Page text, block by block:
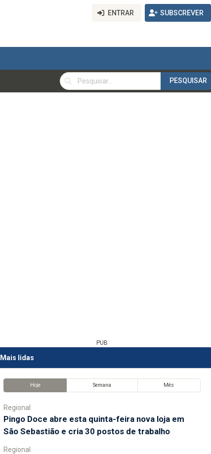
ENTRAR SUBSCREVER
PESQUISAR
PESQUISAR
PUB
Mais lidas
Hoje Semana Mês
Regional
Pingo Doce abre esta quinta-feira nova loja em
São Sebastião e cria 30 postos de trabalho
Regional